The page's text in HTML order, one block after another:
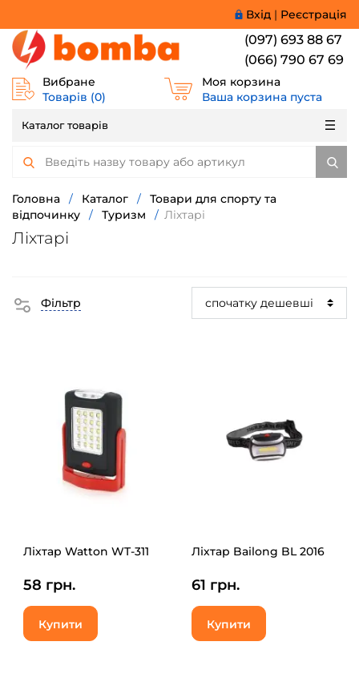
Вхід | Реєстрація
(097) 693 88 67
(066) 790 67 69
Вибране
Товарів (0)
Моя корзина
Ваша корзина пуста
Каталог товарів
Головна / Каталог /
Товари для спорту та
відпочинку
/ Туризм / Ліхтарі
Ліхтарі
Фільтр
Ліхтар Watton WT-311
58 грн.
Купити
Ліхтар Bailong BL 2016
61 грн.
Купити